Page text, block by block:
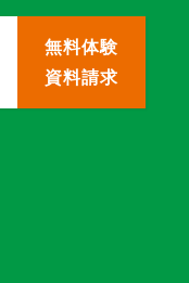
無料体験
資料請求